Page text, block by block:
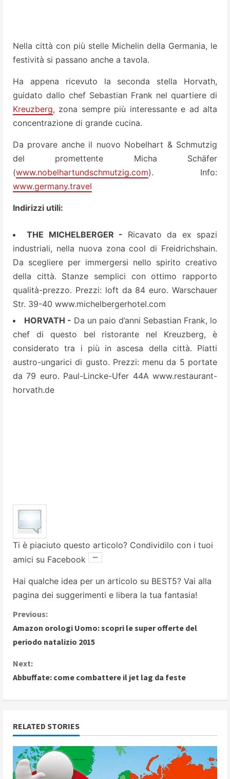
Nella città con più stelle Michelin della Germania, le
festività si passano anche a tavola.
Ha appena ricevuto la seconda stella Horvath,
guidato dallo chef Sebastian Frank nel quartiere di
Kreuzberg, zona sempre più interessante e ad alta
concentrazione di grande cucina.
Da provare anche il nuovo Nobelhart & Schmutzig
del promettente Micha Schäfer
(www.nobelhartundschmutzig.com). Info:
www.germany.travel
Indirizzi utili:
THE MICHELBERGER - Ricavato da ex spazi
industriali, nella nuova zona cool di Freidrichshain.
Da scegliere per immergersi nello spirito creativo
della città. Stanze semplici con ottimo rapporto
qualità-prezzo. Prezzi: loft da 84 euro. Warschauer
Str. 39-40 www.michelbergerhotel.com
HORVATH - Da un paio d’anni Sebastian Frank, lo
chef di questo bel ristorante nel Kreuzberg, è
considerato tra i più in ascesa della città. Piatti
austro-ungarici di gusto. Prezzi: menu da 5 portate
da 79 euro. Paul-Lincke-Ufer 44A www.restaurant-
horvath.de
Ti è piaciuto questo articolo? Condividilo con i tuoi
amici su Facebook
Hai qualche idea per un articolo su BEST5? Vai alla
pagina dei suggerimenti e libera la tua fantasia!
C
o
n
t
i
n
u
e
Previous:
Amazon orologi Uomo: scopri le super offerte del
periodo natalizio 2015
Next:
Abbuffate: come combattere il jet lag da feste
RELATED STORIES